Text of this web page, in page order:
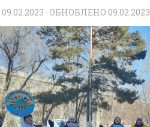
09.02.2023 · ОБНОВЛЕНО 09.02.2023